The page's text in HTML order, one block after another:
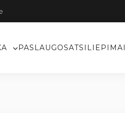
PASLAUGOSATSILIEPIMAI